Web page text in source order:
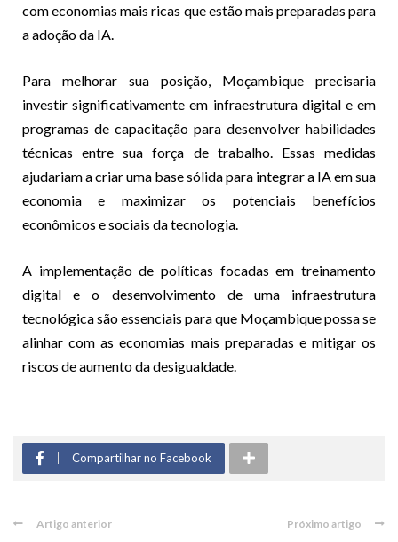
com economias mais ricas que estão mais preparadas para
a adoção da IA.
Para melhorar sua posição, Moçambique precisaria
investir significativamente em infraestrutura digital e em
programas de capacitação para desenvolver habilidades
técnicas entre sua força de trabalho. Essas medidas
ajudariam a criar uma base sólida para integrar a IA em sua
economia e maximizar os potenciais benefícios
econômicos e sociais da tecnologia.
A implementação de políticas focadas em treinamento
digital e o desenvolvimento de uma infraestrutura
tecnológica são essenciais para que Moçambique possa se
alinhar com as economias mais preparadas e mitigar os
riscos de aumento da desigualdade.
Compartilhar no Facebook
Artigo anterior Próximo artigo